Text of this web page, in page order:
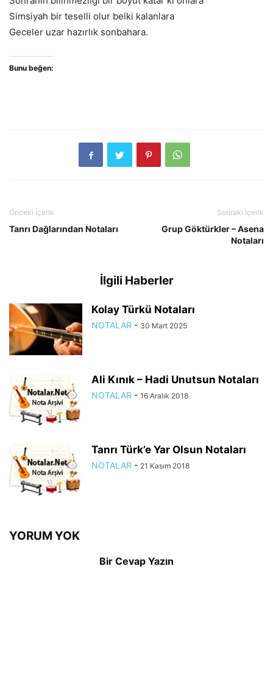
Simsiyah bir teselli olur belki kalanlara
Geceler uzar hazırlık sonbahara.
Bunu beğen:
Önceki İçerik
Tanrı Dağlarından Notaları
Sonraki İçerik
Grup Göktürkler – Asena
Notaları
İlgili Haberler
Kolay Türkü Notaları
NOTALAR - 30 Mart 2025
Ali Kınık – Hadi Unutsun Notaları
NOTALAR - 16 Aralık 2018
Tanrı Türk’e Yar Olsun Notaları
NOTALAR - 21 Kasım 2018
YORUM YOK
Bir Cevap Yazın